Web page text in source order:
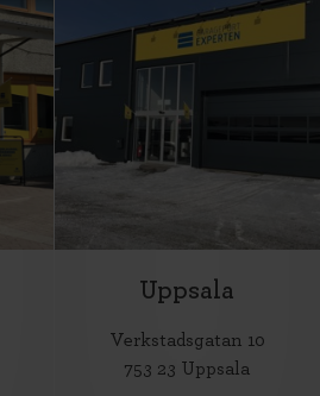
Uppsala
Verkstadsgatan 10
753 23 Uppsala